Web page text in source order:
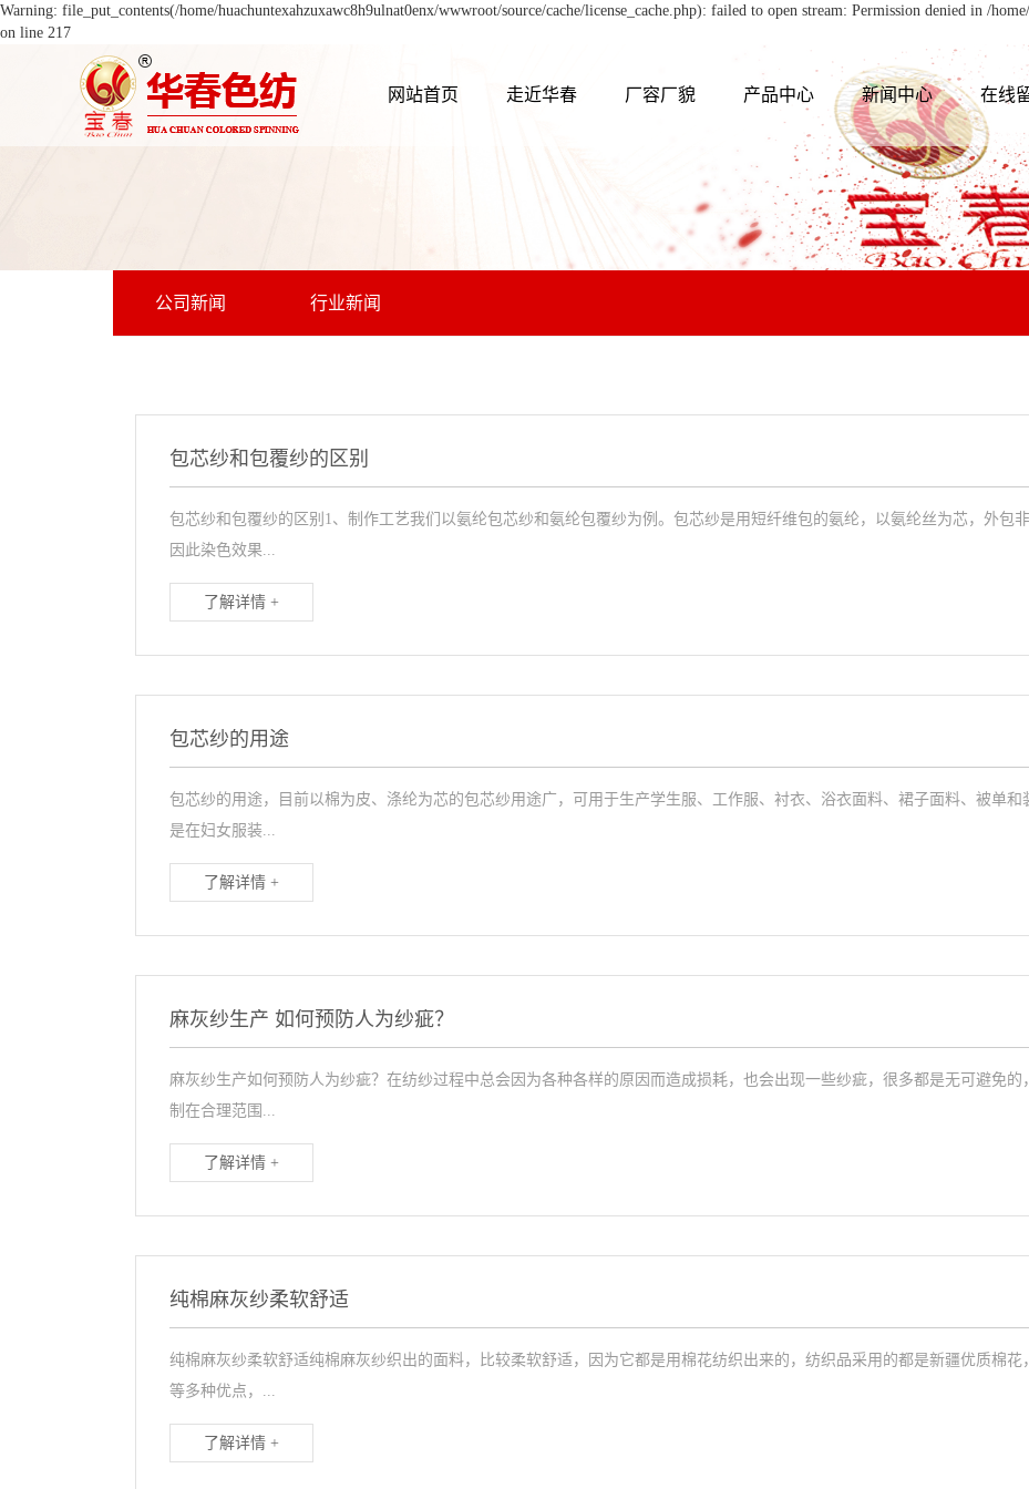
Warning: file_put_contents(/home/huachuntexahzuxawc8h9ulnat0enx/wwwroot/source/cache/license_cache.php): failed to open stream: Permission denied in /
on line 217
网站首页 走近华春 厂容厂貌 产品中心 新闻中心 在线
公司新闻 行业新闻
包芯纱和包覆纱的区别
包芯纱和包覆纱的区别1、制作工艺我们以氨纶包芯纱和氨纶包覆纱为例。包芯纱是用短纤维包的氨纶，以氨纶丝为芯，外包
因此染色效果...
了解详情 +
​包芯纱的用途
包芯纱的用途，目前以棉为皮、涤纶为芯的包芯纱用途广，可用于生产学生服、工作服、衬衣、浴衣面料、裙子面料、被单和
是在妇女服装...
了解详情 +
麻灰纱生产 如何预防人为纱疵？
麻灰纱生产如何预防人为纱疵？在纺纱过程中总会因为各种各样的原因而造成损耗，也会出现一些纱疵，很多都是无可避免
制在合理范围...
了解详情 +
纯棉麻灰纱柔软舒适
纯棉麻灰纱柔软舒适纯棉麻灰纱织出的面料，比较柔软舒适，因为它都是用棉花纺织出来的，纺织品采用的都是新疆优质棉花
等多种优点，...
了解详情 +